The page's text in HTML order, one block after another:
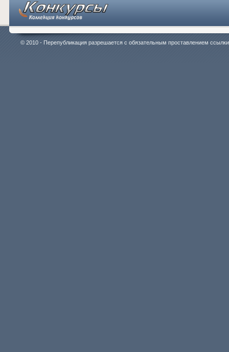
© 2010 - Перепубликация разрешается с обязательным проставлением